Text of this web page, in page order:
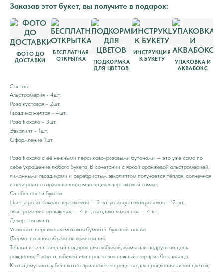
Заказав этот букет, вы получите в подарок:
ФОТО ДО
ДОСТАВКИ
БЕСПЛАТНАЯ
ОТКРЫТКА
ПОДКОРМКА
ДЛЯ ЦВЕТОВ
ИНСТРУКЦИЯ
К БУКЕТУ
УПАКОВКА И
АКВАБОКС
Состав:
Альстромерия - 4шт.
Роза кустовая - 2шт.
Гвоздика желтая - 4шт.
Роза Кахала - 3шт.
Эвкалипт - 1шт.
Оформление 1шт.
Роза Кахала с её нежными персиково-розовыми бутонами — это уже само по
себе украшение любого букета. В сочетании с яркой оранжевой альстромерией,
лимонными гвоздиками и серебристым эвкалиптом получается тёплая, солнечная
и невероятно гармоничная композиция в персиковой гамме.
Особенности букета:
Цветы: роза Кахала персиковая — 3 шт, роза кустовая розовая — 2 шт,
альстромерия оранжевая — 4 шт, гвоздика лимонная — 4 шт.
Декор: эвкалипт.
Упаковка: персиковая матовая бумага с бумагой тишью.
Форма: пышная объёмная композиция.
Тёплый и женственный подарок для любимой, мамы или подруги на день
рождения, 8 марта, юбилей или просто как нежный сюрприз без повода.
К каждому заказу бесплатно прилагается средство для продления жизни цветов,